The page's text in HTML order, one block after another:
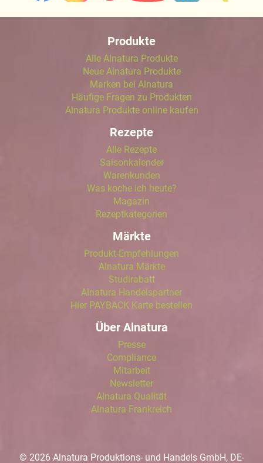
Produkte
Alle Alnatura Produkte
Neue Alnatura Produkte
Marken bei Alnatura
Häufige Fragen zu Produkten
Alnatura Produkte online kaufen
Rezepte
Alle Rezepte
Saisonkalender
Warenkunden
Was koche ich heute?
Magazin
Rezeptkategorien
Märkte
Produkt-Empfehlungen
Alnatura Märkte
Studirabatt
Alnatura Handelspartner
Hier PAYBACK Karte bestellen
Über Alnatura
Presse
Compliance
Mitarbeit
Newsletter
Alnatura Qualität
Alnatura Frankreich
© 2026 Alnatura Produktions- und Handels GmbH, DE-